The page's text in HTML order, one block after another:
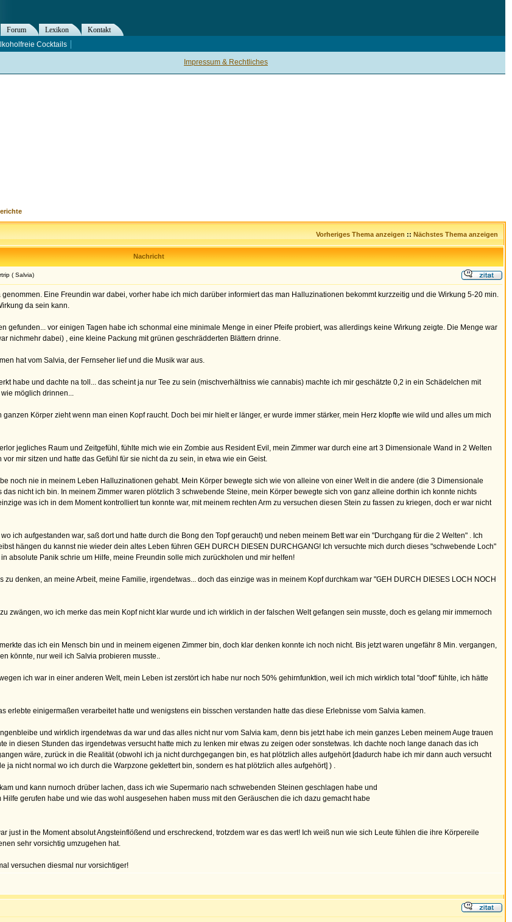
Vorheriges Thema anzeigen :: Nächstes Thema anzeigen
Nachricht
( Salvia)
Eine Freundin war dabei, vorher habe ich mich darüber informiert das man Halluzinationen bekommt kurzzeitig und die Wirkung 5-20 min.
da sein kann.
gefunden... vor einigen Tagen habe ich schonmal eine minimale Menge in einer Pfeife probiert, was allerdings keine Wirkung zeigte. Die Menge war
nichmehr dabei) , eine kleine Packung mit grünen geschrädderten Blättern drinne.
hat vom Salvia, der Fernseher lief und die Musik war aus.
habe und dachte na toll... das scheint ja nur Tee zu sein (mischverhältniss wie cannabis) machte ich mir geschätzte 0,2 in ein Schädelchen mit
möglich drinnen...
Körper zieht wenn man einen Kopf raucht. Doch bei mir hielt er länger, er wurde immer stärker, mein Herz klopfte wie wild und alles um mich
jegliches Raum und Zeitgefühl, fühlte mich wie ein Zombie aus Resident Evil, mein Zimmer war durch eine art 3 Dimensionale Wand in 2 Welten
mir sitzen und hatte das Gefühl für sie nicht da zu sein, in etwa wie ein Geist.
noch nie in meinem Leben Halluzinationen gehabt. Mein Körper bewegte sich wie von alleine von einer Welt in die andere (die 3 Dimensionale
nicht ich bin. In meinem Zimmer waren plötzlich 3 schwebende Steine, mein Körper bewegte sich von ganz alleine dorthin ich konnte nichts
was ich in dem Moment kontrolliert tun konnte war, mit meinem rechten Arm zu versuchen diesen Stein zu fassen zu kriegen, doch er war nicht
ich aufgestanden war, saß dort und hatte durch die Bong den Topf geraucht) und neben meinem Bett war ein "Durchgang für die 2 Welten" . Ich
hängen du kannst nie wieder dein altes Leben führen GEH DURCH DIESEN DURCHGANG! Ich versuchte mich durch dieses "schwebende Loch"
absolute Panik schrie um Hilfe, meine Freundin solle mich zurückholen und mir helfen!
denken, an meine Arbeit, meine Familie, irgendetwas... doch das einzige was in meinem Kopf durchkam war "GEH DURCH DIESES LOCH NOCH
zwängen, wo ich merke das mein Kopf nicht klar wurde und ich wirklich in der falschen Welt gefangen sein musste, doch es gelang mir immernoch
das ich ein Mensch bin und in meinem eigenen Zimmer bin, doch klar denken konnte ich noch nicht. Bis jetzt waren ungefähr 8 Min. vergangen,
könnte, nur weil ich Salvia probieren musste..
ich war in einer anderen Welt, mein Leben ist zerstört ich habe nur noch 50% gehirnfunktion, weil ich mich wirklich total "doof" fühlte, ich hätte
erlebte einigermaßen verarbeitet hatte und wenigstens ein bisschen verstanden hatte das diese Erlebnisse vom Salvia kamen.
und wirklich irgendetwas da war und das alles nicht nur vom Salvia kam, denn bis jetzt habe ich mein ganzes Leben meinem Auge trauen
in diesen Stunden das irgendetwas versucht hatte mich zu lenken mir etwas zu zeigen oder sonstetwas. Ich dachte noch lange danach das ich
wäre, zurück in die Realität (obwohl ich ja nicht durchgegangen bin, es hat plötzlich alles aufgehört [dadurch habe ich mir dann auch versucht
ja nicht normal wo ich durch die Warpzone geklettert bin, sondern es hat plötzlich alles aufgehört] ) .
und kann nurnoch drüber lachen, dass ich wie Supermario nach schwebenden Steinen geschlagen habe und
gerufen habe und wie das wohl ausgesehen haben muss mit den Geräuschen die ich dazu gemacht habe
just in the Moment absolut Angsteinflößend und erschreckend, trotzdem war es das wert! Ich weiß nun wie sich Leute fühlen die ihre Körpereile
sehr vorsichtig umzugehen hat.
versuchen diesmal nur vorsichtiger!
Impressum & Rechtliches
Forum Lexikon
Kontakt
Cocktails